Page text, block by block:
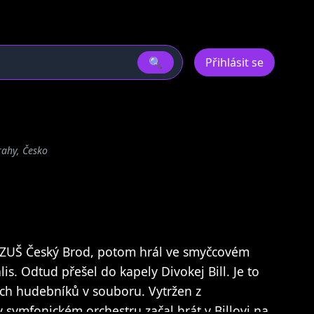
🔍 Přihlásit se
Česko
Český Brod, potom hrál ve smyčcovém
Odtud přešel do kapely Divokej Bill. Je to
hudebníků v souboru. Vytržen z
orchestru začal hrát v Billovi na